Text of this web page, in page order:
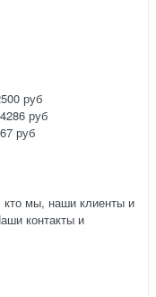
руб
руб
руб
кто мы, наши клиенты и
контакты и